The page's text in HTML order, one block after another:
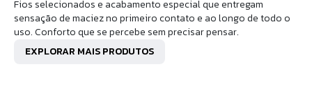
Fios selecionados e acabamento especial que entregam
sensação de maciez no primeiro contato e ao longo de todo o
uso. Conforto que se percebe sem precisar pensar.
EXPLORAR MAIS PRODUTOS